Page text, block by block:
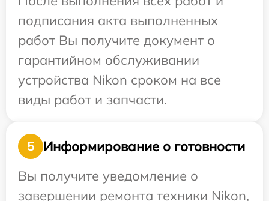
подписания акта выполненных
работ Вы получите документ о
гарантийном обслуживании
устройства Nikon сроком на все
виды работ и запчасти.
5
Информирование о готовности
Вы получите уведомление о
завершении ремонта техники Nikon,